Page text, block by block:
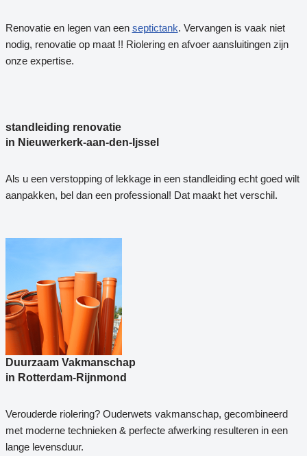
Renovatie en legen van een septictank. Vervangen is vaak niet
nodig, renovatie op maat !! Riolering en afvoer aansluitingen zijn
onze expertise.
standleiding renovatie
in Nieuwerkerk-aan-den-Ijssel
Als u een verstopping of lekkage in een standleiding echt goed wilt
aanpakken, bel dan een professional! Dat maakt het verschil.
Duurzaam Vakmanschap
in Rotterdam-Rijnmond
Verouderde riolering? Ouderwets vakmanschap, gecombineerd
met moderne technieken & perfecte afwerking resulteren in een
lange levensduur.